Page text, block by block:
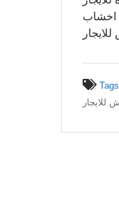
اخشاب
للايجار